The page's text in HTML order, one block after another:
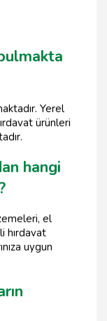
Yerel
ürünleri
hangi
el
hırdavat
uygun